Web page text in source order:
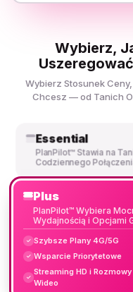
Wybierz,
Wybierz Stosunek
Chcesz — od Tanich
Essential
PlanPilot™ Stawia na
Codziennego
Plus
PlanPilot™ Wybiera
Wydajnością i Opcjami
✓ Szybsze Plany 4G/5G
✓ Wsparcie Priorytetowe
✓
Streaming HD i Rozmowy
Wideo